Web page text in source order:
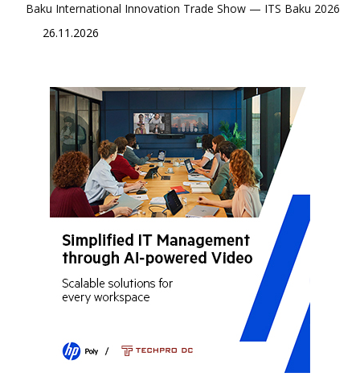
Baku International Innovation Trade Show — ITS Baku 2026
26.11.2026